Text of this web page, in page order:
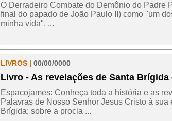
O Derradeiro Combate do Demônio do Padre
final do papado de João Paulo II) como "um
minha vida". ...
LIVROS | 00/00/0000
Livro - As revelações de Santa
Espacojames: Conheça toda a história e as
Palavras de Nosso Senhor Jesus Cristo à
Brígida; sobre a procla ...